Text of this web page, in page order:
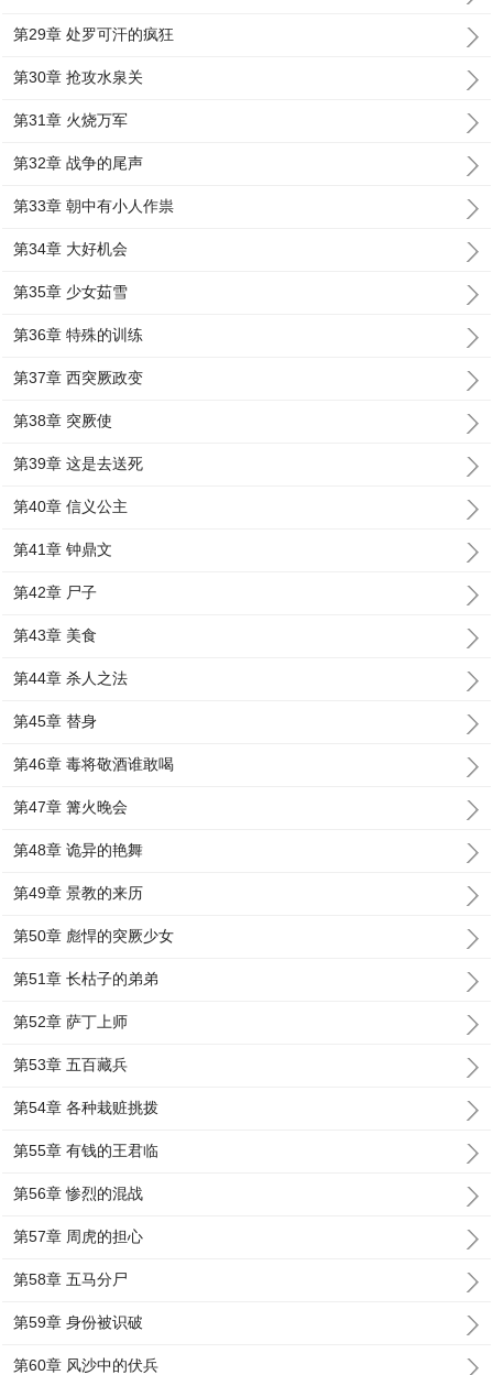
第29章 处罗可汗的疯狂
第30章 抢攻水泉关
第31章 火烧万军
第32章 战争的尾声
第33章 朝中有小人作祟
第34章 大好机会
第35章 少女茹雪
第36章 特殊的训练
第37章 西突厥政变
第38章 突厥使
第39章 这是去送死
第40章 信义公主
第41章 钟鼎文
第42章 尸子
第43章 美食
第44章 杀人之法
第45章 替身
第46章 毒将敬酒谁敢喝
第47章 篝火晚会
第48章 诡异的艳舞
第49章 景教的来历
第50章 彪悍的突厥少女
第51章 长枯子的弟弟
第52章 萨丁上师
第53章 五百藏兵
第54章 各种栽赃挑拨
第55章 有钱的王君临
第56章 惨烈的混战
第57章 周虎的担心
第58章 五马分尸
第59章 身份被识破
第60章 风沙中的伏兵